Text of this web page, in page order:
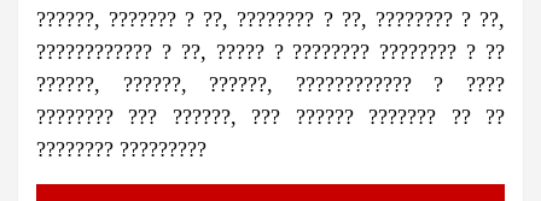
??????, ??????? ? ??, ???????? ? ??, ???????? ? ??,
???????????? ? ??, ????? ? ???????? ???????? ? ??
??????, ??????, ??????, ???????????? ? ????
???????? ??? ??????, ??? ?????? ??????? ?? ??
???????? ?????????